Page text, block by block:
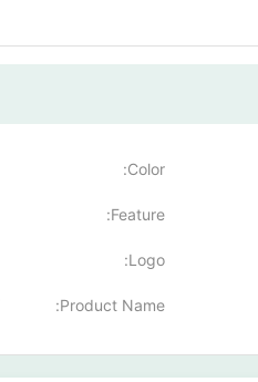
Color:
Feature:
Logo:
Product Name: